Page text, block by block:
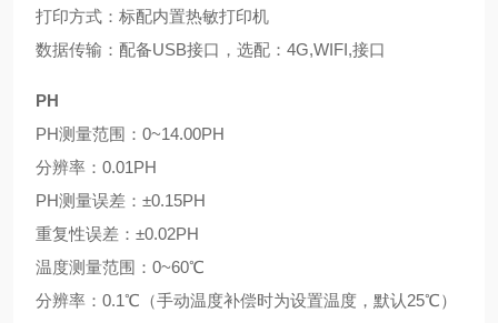
打印方式：标配内置热敏打印机
数据传输：配备USB接口，选配：4G,WIFI,接口
PH
PH测量范围：0~14.00PH
分辨率：0.01PH
PH测量误差：±0.15PH
重复性误差：±0.02PH
温度测量范围：0~60℃
分辨率：0.1℃（手动温度补偿时为设置温度，默认25℃）